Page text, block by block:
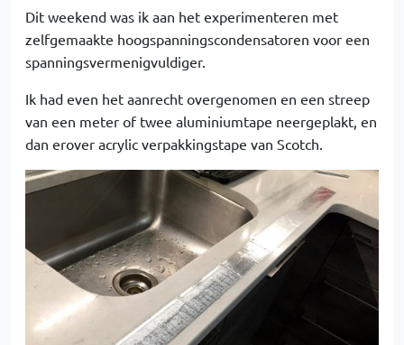
Dit weekend was ik aan het experimenteren met
zelfgemaakte hoogspanningscondensatoren voor een
spanningsvermenigvuldiger.
Ik had even het aanrecht overgenomen en een streep
van een meter of twee aluminiumtape neergeplakt, en
dan erover acrylic verpakkingstape van Scotch.